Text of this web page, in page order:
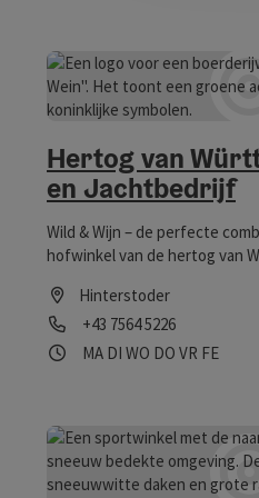
Hertog van
en Jachtbedrijf
Wild & Wijn – de perfecte
hofwinkel van de hertog van
Hinterstoder
Telefoon
+43 7564 5226
Openingstijden
MA maandag geopend
DI dinsdag geopend
WO woensdag
DO donderdag
VR vrijdag
FEop